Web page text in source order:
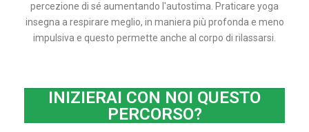
percezione di sé aumentando l'autostima. Praticare yoga
insegna a respirare meglio, in maniera più profonda e meno
impulsiva e questo permette anche al corpo di rilassarsi.
INIZIERAI CON NOI QUESTO
PERCORSO?